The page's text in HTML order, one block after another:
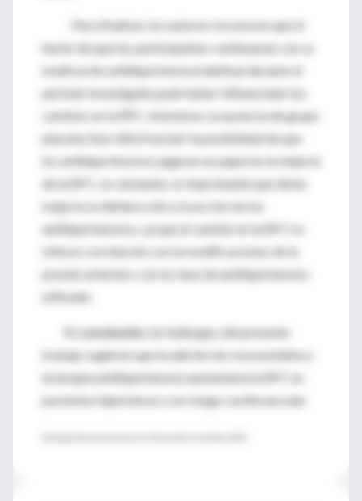
Para finalizar, los autores reconocen que el
hecho de que los participantes continuaran con su
medicación antihipertensiva habitual durante el
período investigado pudo haber influenciado los
cambios en la RFC. Asimismo, la ausencia de grupo
placebo hizo difícil excluir la posibilidad de que
los antihipertensivos jugaran un papel en la mejoría
de la RFC; no obstante, es improbable que dicha
mejoría se debiera sólo a la acción de los
antihipertensivos, ya que el cambio en la RFC no
obtuvo correlación con la modificaciones de la
presión arterial o con la clase de antihipertensivo
utilizado.
conclusión, los hallazgos del presente
trabajo sugieren que la adición de rosuvastatina a
la terapia antihipertensiva aumentaría la RFC en
pacientes hipertensos con riesgo cardiovascular.